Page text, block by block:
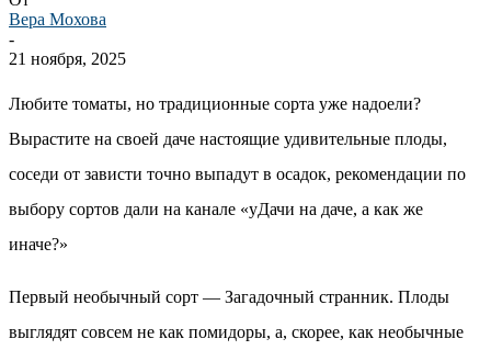
Вера Мохова
-
21 ноября, 2025
Любите томаты, но традиционные сорта уже надоели?
Вырастите на своей даче настоящие удивительные плоды,
соседи от зависти точно выпадут в осадок, рекомендации по
выбору сортов дали на канале «уДачи на даче, а как же
иначе?»
Первый необычный сорт — Загадочный странник. Плоды
выглядят совсем не как помидоры, а, скорее, как необычные